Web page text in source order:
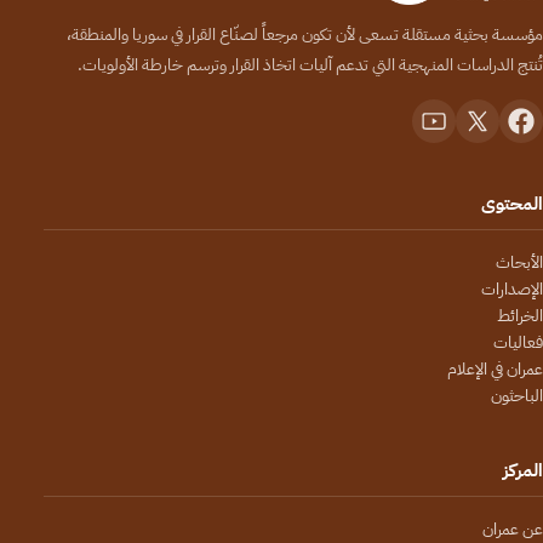
مؤسسة بحثية مستقلة تسعى لأن تكون مرجعاً لصنّاع القرار في سوريا والمنطقة،
تُنتج الدراسات المنهجية التي تدعم آليات اتخاذ القرار وترسم خارطة الأولويات.
المحتوى
الأبحاث
الإصدارات
الخرائط
فعاليات
عمران في الإعلام
الباحثون
المركز
عن عمران